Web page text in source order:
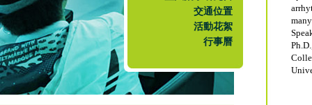
交通位置
活動花絮
行事曆
many